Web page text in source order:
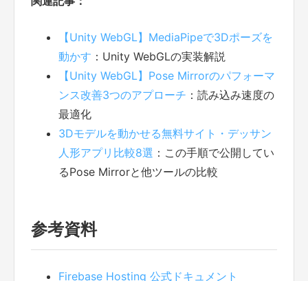
【Unity WebGL】MediaPipeで3Dポーズを
動かす ：Unity WebGLの実装解説
【Unity WebGL】Pose Mirrorのパフォーマ
ンス改善3つのアプローチ ：読み込み速度の
最適化
3Dモデルを動かせる無料サイト・デッサン
人形アプリ比較8選 ：この手順で公開してい
るPose Mirrorと他ツールの比較
参考資料
Firebase Hosting 公式ドキュメント